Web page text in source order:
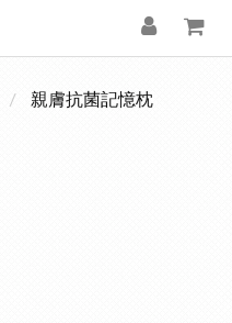
親膚抗菌記憶枕